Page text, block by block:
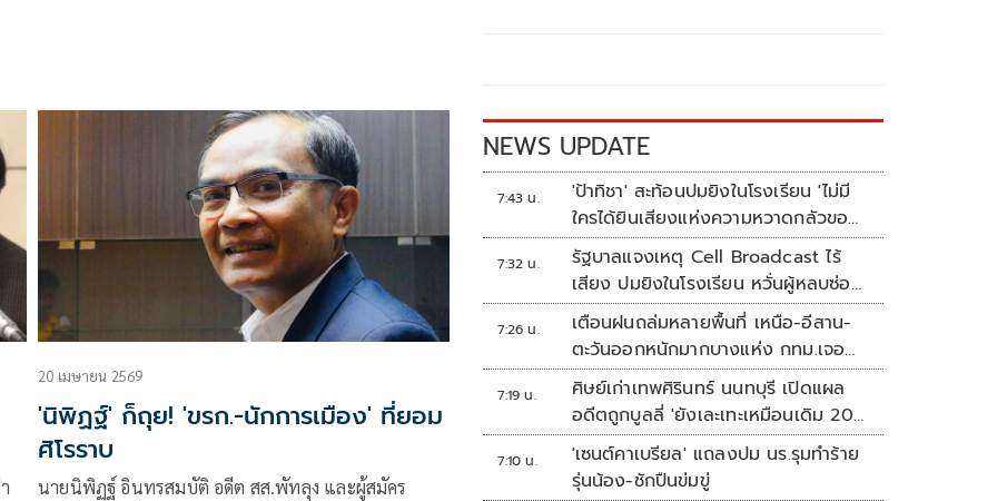
20 เมษายน 2569
'นิพิฏฐ์' ก็ถุย! 'ขรก.-นักการเมือง' ที่ยอม
ศิโรราบ
นายนิพิฏฐ์ อินทรสมบัติ อดีต สส.พัทลุง และผู้สมัคร
NEWS UPDATE
7:43 น.
'ป้าทิชา' สะท้อนปมยิงในโรงเรียน 'ไม่มี
ใครได้ยินเสียงแห่งความหวาดกลัวของ
เขา'
7:32 น.
รัฐบาลแจงเหตุ Cell Broadcast ไร้
เสียง ปมยิงในโรงเรียน หวั่นผู้หลบซ่อน
ตกเป็นเป้า
7:26 น.
เตือนฝนถล่มหลายพื้นที่ เหนือ-อีสาน-
ตะวันออกหนักมากบางแห่ง กทม.เจอ
70%
7:19 น.
ศิษย์เก่าเทพศิรินทร์ นนทบุรี เปิดแผล
อดีตถูกบูลลี่ 'ยังเละเทะเหมือนเดิม 20
ปีไม่เคยเปลี่ยน'
7:10 น.
'เซนต์คาเบรียล' แถลงปม นร.รุมทำร้าย
รุ่นน้อง-ชักปืนข่มขู่